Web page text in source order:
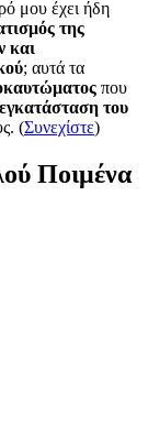
μου έχει ήδη
της
και
; αυτά τα
που
εγκατάσταση του
(Συνεχίστε)
Ποιμένα